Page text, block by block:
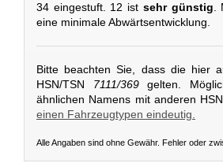
34 eingestuft. 12 ist sehr günstig.
eine minimale Abwärtsentwicklung.
Bitte beachten Sie, dass die hier
HSN/TSN 7111/369gelten.
ähnlichen Namens mit anderen
einen Fahrzeugtypen eindeutig.
Alle Angaben sind ohne Gewähr. Fehler oder